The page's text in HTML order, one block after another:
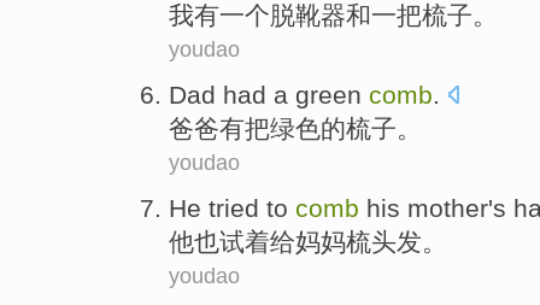
我有一个脱靴器和一把梳子。
youdao
Dad had a green comb.
爸爸有把绿色的梳子。
youdao
He tried to comb his mother's
他也试着给妈妈梳头发。
youdao